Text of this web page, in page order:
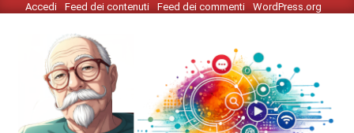
Skip Accedi Feed dei contenuti Feed dei commenti WordPress.org